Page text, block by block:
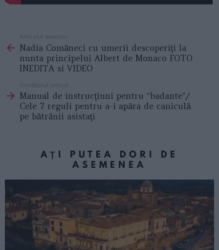
more
Articolul anterior
Nadia Comăneci cu umerii descoperiţi la
nunta principelui Albert de Monaco FOTO
INEDITA si VIDEO
Următorul articol
Manual de instrucţiuni pentru “badante”/
Cele 7 reguli pentru a-i apăra de caniculă
pe bătrânii asistaţi
AȚI PUTEA DORI DE
ASEMENEA